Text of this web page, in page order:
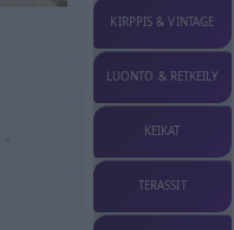
-
KIRPPIS & VINTAGE
LUONTO & RETKEILY
KEIKAT
TERASSIT